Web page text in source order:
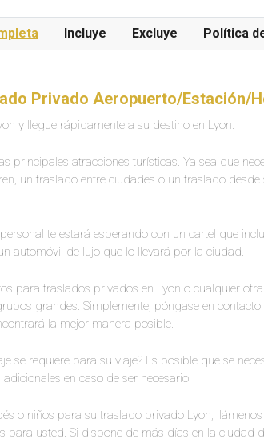
Incluye Excluye Política
Privado Aeropuerto/Estación/
y llegue rápidamente a su destino en Lyon.
principales atracciones turísticas. Ya sea que
un traslado entre ciudades o un traslado desde
te estará esperando con un cartel que
automóvil de lujo que lo llevará por la ciudad.
para traslados privados en Lyon o cualquier
grandes. Simplemente, póngase en
la mejor manera posible.
se requiere para su viaje? Es posible que se
en caso de ser necesario.
o niños para su traslado privado Lyon,
para usted. Si dispone de más días en la ciudad